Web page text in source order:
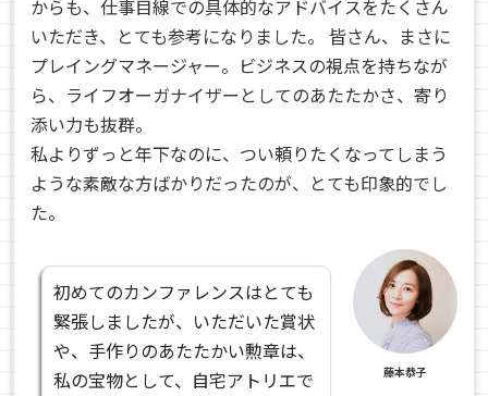
からも、仕事目線での具体的なアドバイスをたくさん
いただき、とても参考になりました。 皆さん、まさに
プレイングマネージャー。ビジネスの視点を持ちなが
ら、ライフオーガナイザーとしてのあたたかさ、寄り
添い力も抜群。
私よりずっと年下なのに、つい頼りたくなってしまう
ような素敵な方ばかりだったのが、とても印象的でし
た。
初めてのカンファレンスはとても
緊張しましたが、いただいた賞状
や、手作りのあたたかい勲章は、
私の宝物として、自宅アトリエで
藤本恭子